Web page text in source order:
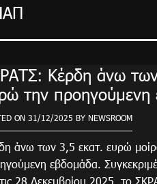
Κέρδη άνω
την προηγούμενη
ON 31/12/2025 BY NEWSROOM
άνω των 3,5 εκατ. ευρώ
εβδομάδα.
28 Δεκεμβρίου 2025, το